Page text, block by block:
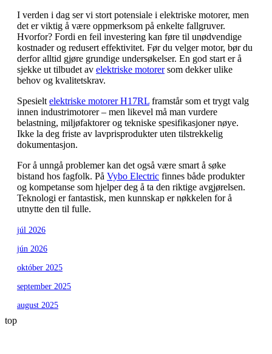
I verden i dag ser vi stort potensiale i elektriske motorer, men
det er viktig å være oppmerksom på enkelte fallgruver.
Hvorfor? Fordi en feil investering kan føre til unødvendige
kostnader og redusert effektivitet. Før du velger motor, bør du
derfor alltid gjøre grundige undersøkelser. En god start er å
sjekke ut tilbudet av elektriske motorersom dekker ulike
behov og kvalitetskrav.
Spesielt elektriske motorer H17RL framstår som et trygt valg
innen industrimotorer – men likevel må man vurdere
belastning, miljøfaktorer og tekniske spesifikasjoner nøye.
Ikke la deg friste av lavprisprodukter uten tilstrekkelig
dokumentasjon.
For å unngå problemer kan det også være smart å søke
bistand hos fagfolk. På Vybo Electric finnes både produkter
og kompetanse som hjelper deg å ta den riktige avgjørelsen.
Teknologi er fantastisk, men kunnskap er nøkkelen for å
utnytte den til fulle.
júl 2026
jún 2026
október 2025
september 2025
august 2025
top